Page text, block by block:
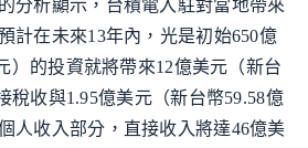
分析顯示，台積電入駐對當地帶來
計在未來13年內，光是初始650億
）的投資就將帶來12億美元（新台
稅收與1.95億美元（新台幣59.58億
人收入部分，直接收入將達46億美